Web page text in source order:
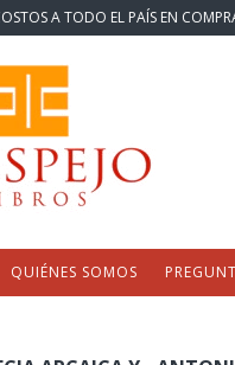
A TODO EL PAÍS EN
QUIÉNES SOMOS